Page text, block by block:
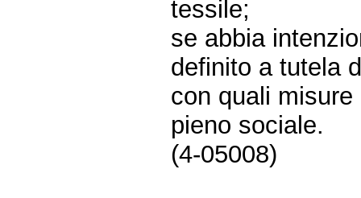
tessile;
se abbia
definito a tutela
con quali
pieno sociale.
(4-05008)